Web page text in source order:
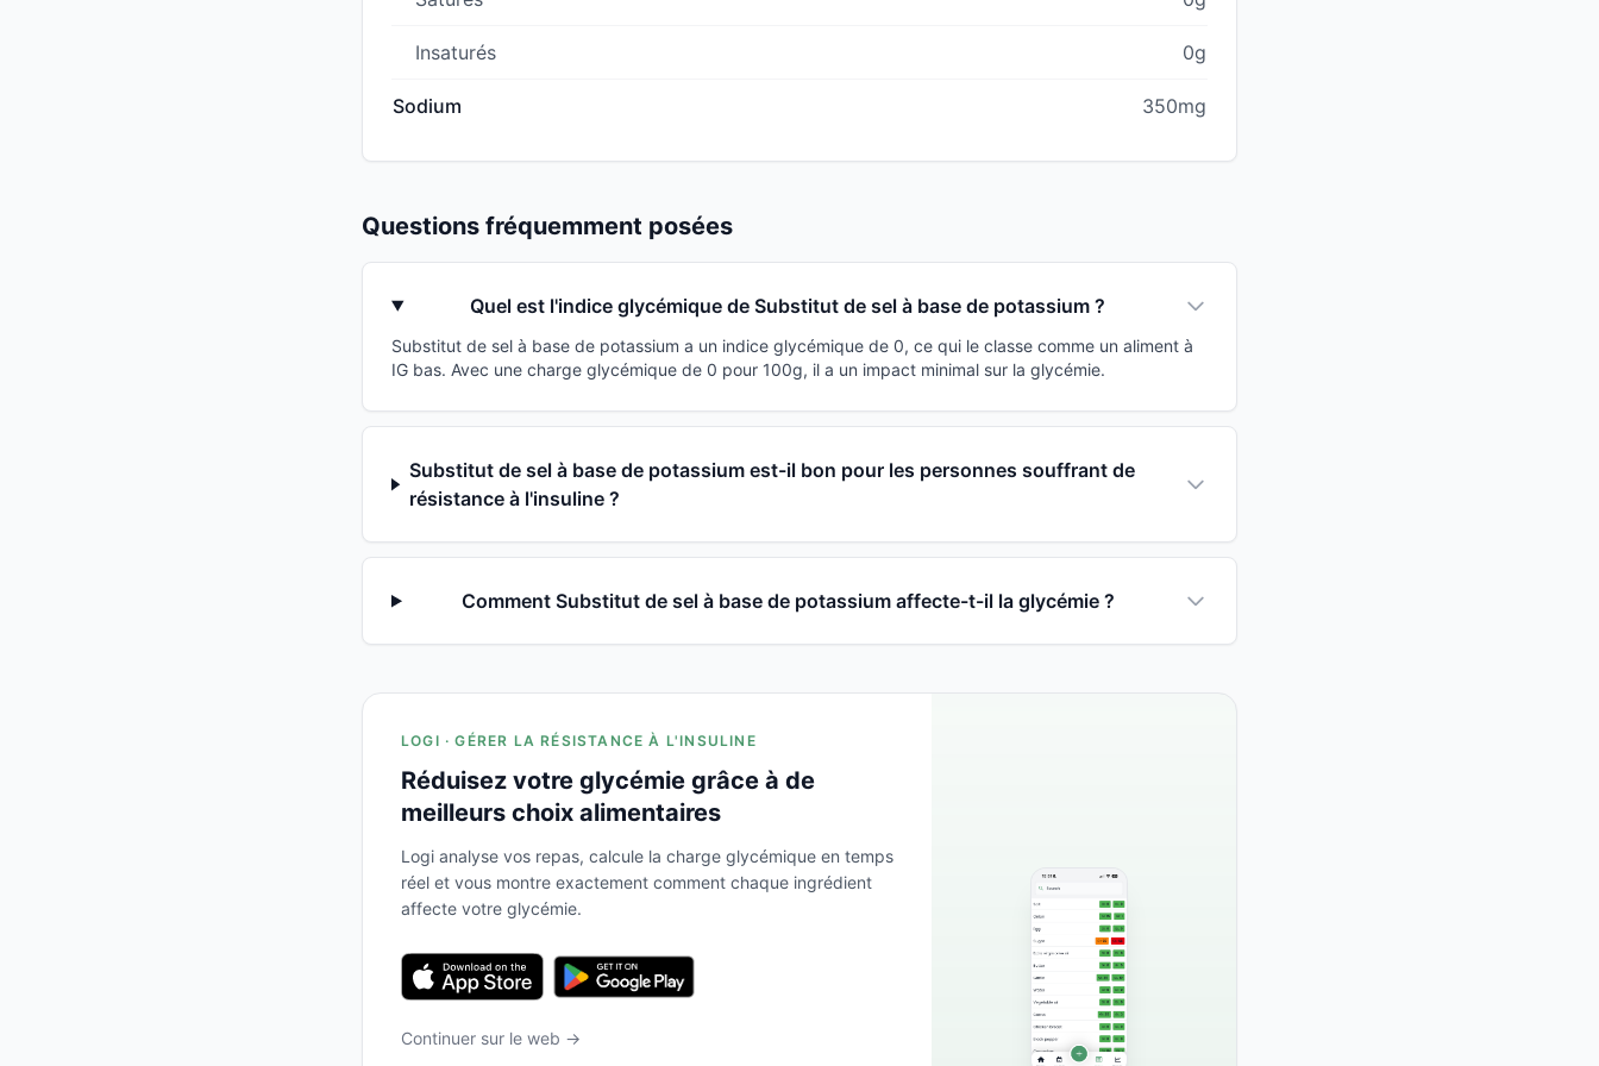
Insaturés 0g
Sodium 350mg
Questions fréquemment posées
Quel est l'indice glycémique de Substitut de sel à base de potassium ?
Substitut de sel à base de potassium a un indice glycémique de 0, ce qui le classe comme un aliment à
IG bas. Avec une charge glycémique de 0 pour 100g, il a un impact minimal sur la glycémie.
Substitut de sel à base de potassium est-il bon pour les personnes souffrant de
résistance à l'insuline ?
Comment Substitut de sel à base de potassium affecte-t-il la glycémie ?
LOGI · GÉRER LA RÉSISTANCE À L'INSULINE
Réduisez votre glycémie grâce à de
meilleurs choix alimentaires
Logi analyse vos repas, calcule la charge glycémique en temps
réel et vous montre exactement comment chaque ingrédient
affecte votre glycémie.
Continuer sur le web →